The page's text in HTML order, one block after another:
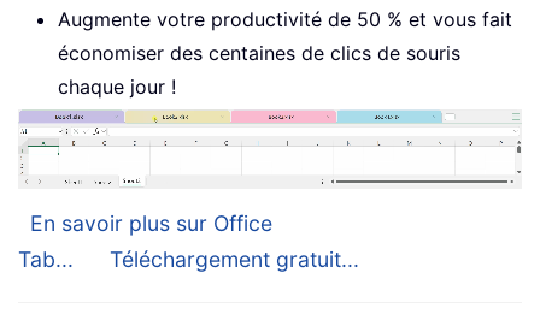
Augmente votre productivité de 50 % et vous fait
économiser des centaines de clics de souris
chaque jour !
En savoir plus sur Office
Tab...
Téléchargement gratuit...